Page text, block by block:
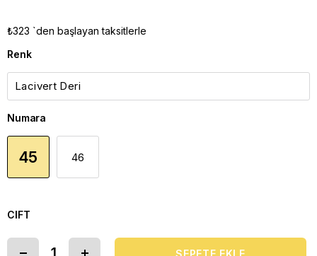
₺323 `den başlayan taksitlerle
Renk
Numara
45 46
CIFT